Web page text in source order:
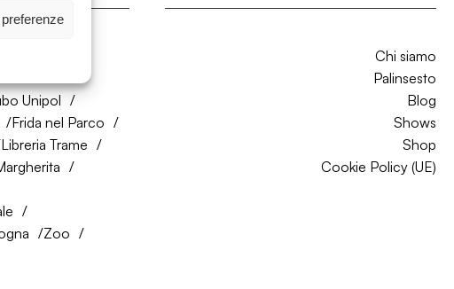
Unipol
Frida nel Parco
Libreria Trame
Zoo
Chi siamo
Palinsesto
Blog
Shows
Shop
Cookie Policy (UE)